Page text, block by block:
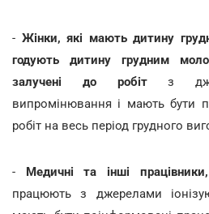
- Жінки, які мають дитину
годують дитину грудним
залучені до робітз
випромінювання і мають бути
робіт на весь період грудного
- Медичні та інші
працюють з джерелами